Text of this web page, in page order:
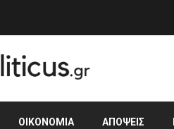
ΟΙΚΟΝΟΜΊΑ ΑΠΌΨΕΙΣ